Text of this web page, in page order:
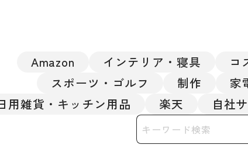
Amazon インテリア・寝具 コ
スポーツ・ゴルフ
制作 家
用雑貨・キッチン用品
楽天 自社